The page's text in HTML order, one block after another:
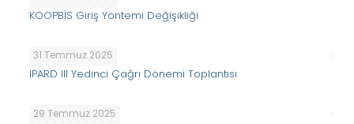
KOOPBİS Giriş Yöntemi Değişikliği
31 Temmuz 2025
IPARD III Yedinci Çağrı Dönemi Toplantısı
29 Temmuz 2025